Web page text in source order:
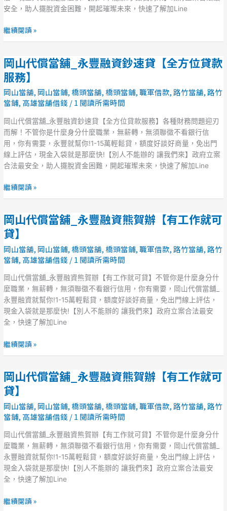
安全，助人擺脫資金困難，開起璀璨未來，快速了解加Line
豐
資
【全
位
貸
款
服
務】
繼續閱讀 »
岡山代償當舖_永豐融資鈔速貸【全方位貸款
服務】
岡山當舖, 岡山當鋪,橋頭當舖,橋頭當鋪,職軍借款, 路竹當舖, 路竹
當鋪, 高雄當舖借錢 /1 閱讀所需時間
岡山代償當舖_永豐融資鈔速貸【全方位貸款服務】各種財務問題迎刃
而解！不管你是什麼身分什麼職業，無薪轉，無須聯徵不看銀行信
用，你有需要，永豐就幫你!1-15萬輕鬆貸，額度好談好商量，免出門
線上評估，現金入袋就是那麼快!【別人不能辦的 讓我們來】政府立案
合法最安全，助人擺脫資金困難，開起璀璨未來，快速了解加Line
岡
山
代
償
當
舖
_
永
豐
融
資
鈔
【全
方
位
貸
款
服
務】
繼續閱讀 »
岡山代償當舖_永豐融資熊賀辦【有工作就可
貸】
岡山當舖, 岡山當鋪,橋頭當舖,橋頭當鋪,職軍借款, 路竹當舖, 路竹
當鋪, 高雄當舖借錢 /1 閱讀所需時間
岡山代償當舖_永豐融資熊賀辦【有工作就可貸】不管你是什麼身分什
麼職業，無薪轉，無須聯徵不看銀行信用，你有需要，岡山代償當舖_
永豐融資就幫你!1-15萬輕鬆貸，額度好談好商量，免出門線上評估，
現金入袋就是那麼快!【別人不能辦的 讓我們來】政府立案合法最安
全，快速了解加Line
岡
山
代
償
當
舖
_
永
豐
融
熊
【有
工
作
就
可
貸】
繼續閱讀 »
岡山代償當舖_永豐融資熊賀辦【有工作就可
貸】
岡山當舖, 岡山當鋪,橋頭當舖,橋頭當鋪,職軍借款, 路竹當舖, 路竹
當鋪, 高雄當舖借錢 /1 閱讀所需時間
岡山代償當舖_永豐融資熊賀辦【有工作就可貸】不管你是什麼身分什
麼職業，無薪轉，無須聯徵不看銀行信用，你有需要，岡山代償當舖_
永豐融資就幫你!1-15萬輕鬆貸，額度好談好商量，免出門線上評估，
現金入袋就是那麼快!【別人不能辦的 讓我們來】政府立案合法最安
全，快速了解加Line
岡
山
代
償
當
舖
_
永
豐
融
熊
繼續閱讀 »